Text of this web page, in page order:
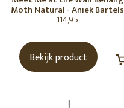
Moth Natural - Aniek Bartels
114,95
Bekijk product